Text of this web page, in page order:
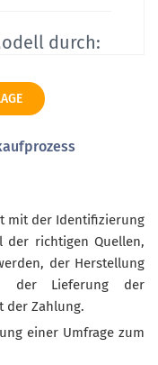
mit der Identifizierung
der richtigen Quellen,
der Herstellung
der Lieferung der
der Zahlung.
einer Umfrage zum